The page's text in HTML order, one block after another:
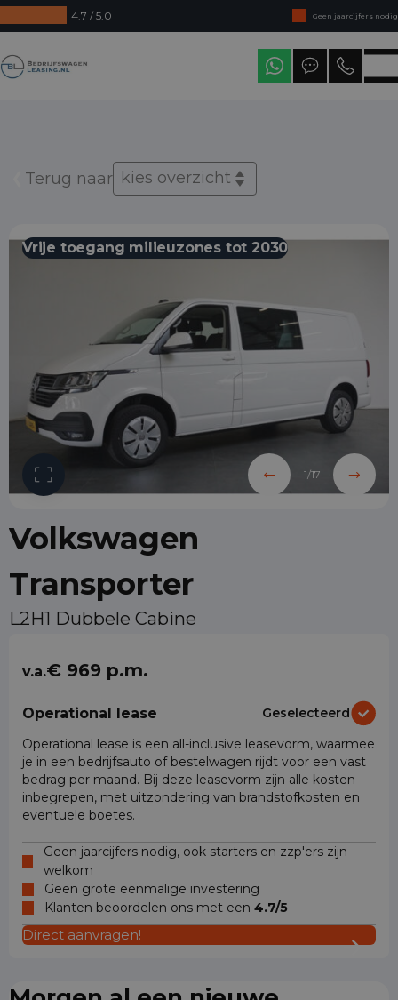
4.7 / 5.0
Geen jaarcijfers nodig
Direct uit voorraad leverbaar
Levering in heel Nederland
Terug naar kies overzicht
Vrije toegang milieuzones tot 2030
1/17
Volkswagen
Transporter
L2H1 Dubbele Cabine
v.a.€ 969 p.m.
Operational lease
Geselecteerd
Operational lease is een all-inclusive leasevorm, waarmee
je in een bedrijfsauto of bestelwagen rijdt voor een vast
bedrag per maand. Bij deze leasevorm zijn alle kosten
inbegrepen, met uitzondering van brandstofkosten en
eventuele boetes.
Geen jaarcijfers nodig, ook starters en zzp'ers zijn
welkom
Geen grote eenmalige investering
Klanten beoordelen ons met een 4.7/5
Direct aanvragen!